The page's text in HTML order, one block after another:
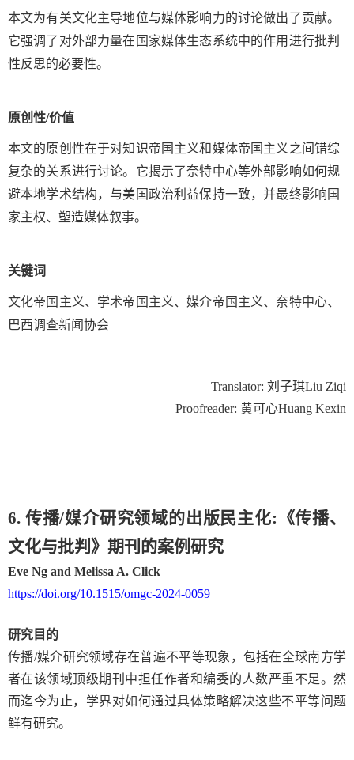
本文为有关文化主导地位与媒体影响力的讨论做出了贡献。
它强调了对外部力量在国家媒体生态系统中的作用进行批判
性反思的必要性。
原创性/价值
本文的原创性在于对知识帝国主义和媒体帝国主义之间错综
复杂的关系进行讨论。它揭示了奈特中心等外部影响如何规
避本地学术结构，与美国政治利益保持一致，并最终影响国
家主权、塑造媒体叙事。
关键词
文化帝国主义、学术帝国主义、媒介帝国主义、奈特中心、
巴西调查新闻协会
Translator: 刘子琪Liu Ziqi
Proofreader: 黄可心Huang Kexin
6. 传播/媒介研究领域的出版民主化: 《传播、
文化与批判》期刊的案例研究
Eve Ng and Melissa A. Click
https://doi.org/10.1515/omgc-2024-0059
研究目的
传播/媒介研究领域存在普遍不平等现象，包括在全球南方学
者在该领域顶级期刊中担任作者和编委的人数严重不足。然
而迄今为止，学界对如何通过具体策略解决这些不平等问题
鲜有研究。